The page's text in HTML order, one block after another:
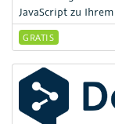
JavaScript zu
GRATIS